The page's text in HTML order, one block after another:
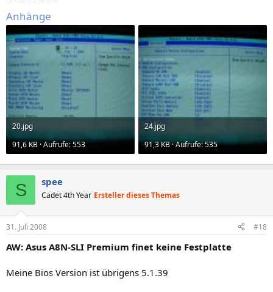
Anhänge
20.jpg
91,6 KB · Aufrufe: 553
24.jpg
91,3 KB · Aufrufe: 535
S spee
Cadet 4th Year Ersteller dieses Themas
31. Juli 2008 #18
AW: Asus A8N-SLI Premium finet keine Festplatte
Meine Bios Version ist übrigens 5.1.39